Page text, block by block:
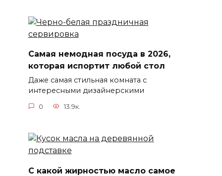
Самая немодная посуда в 2026,
которая испортит любой стол
Даже самая стильная комната с
интересными дизайнерскими
0 13.9к.
С какой жирностью масло самое